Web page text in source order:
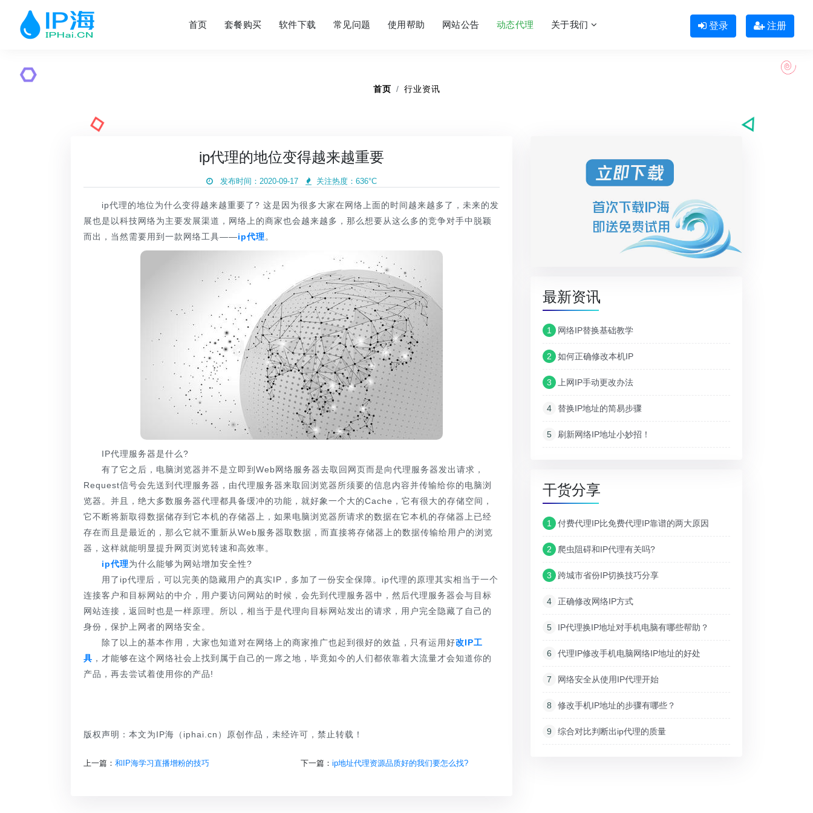
首页 套餐购买 软件下载 常见问题 使用帮助 网站公告 动态代理 关于我们 登录 注册
首页 行业资讯
ip代理的地位变得越来越重要
发布时间：2020-09-17 关注热度： 636°C
ip代理的地位为什么变得越来越重要了? 这是因为很多大家在网络上面的时间越来越多了，未来的发
展也是以科技网络为主要发展渠道，网络上的商家也会越来越多，那么想要从这么多的竞争对手中脱颖
而出，当然需要用到一款网络工具——ip代理。
IP代理服务器是什么?
有了它之后，电脑浏览器并不是立即到Web网络服务器去取回网页而是向代理服务器发出请求，
Request信号会先送到代理服务器，由代理服务器来取回浏览器所须要的信息内容并传输给你的电脑浏
览器。并且，绝大多数服务器代理都具备缓冲的功能，就好象一个大的Cache，它有很大的存储空间，
它不断将新取得数据储存到它本机的存储器上，如果电脑浏览器所请求的数据在它本机的存储器上已经
存在而且是最近的，那么它就不重新从Web服务器取数据，而直接将存储器上的数据传输给用户的浏览
器，这样就能明显提升网页浏览转速和高效率。
ip代理为什么能够为网站增加安全性?
用了ip代理后，可以完美的隐藏用户的真实IP，多加了一份安全保障。ip代理的原理其实相当于一个
连接客户和目标网站的中介，用户要访问网站的时候，会先到代理服务器中，然后代理服务器会与目标
网站连接，返回时也是一样原理。所以，相当于是代理向目标网站发出的请求，用户完全隐藏了自己的
身份，保护上网者的网络安全。
除了以上的基本作用，大家也知道对在网络上的商家推广也起到很好的效益，只有运用好改IP工
具 ，才能够在这个网络社会上找到属于自己的一席之地，毕竟如今的人们都依靠着大流量才会知道你的
产品，再去尝试着使用你的产品!
版权声明：本文为IP海（iphai.cn）原创作品，未经许可，禁止转载！
上一篇： 和IP海学习直播增粉的技巧 下一篇： ip地址代理资源品质好的我们要怎么找?
最新资讯
1 网络IP替换基础教学
2 如何正确修改本机IP
3 上网IP手动更改办法
4 替换IP地址的简易步骤
5 刷新网络IP地址小妙招！
干货分享
1 付费代理IP比免费代理IP靠谱的两大原因
2 爬虫阻碍和IP代理有关吗?
3 跨城市省份IP切换技巧分享
4 正确修改网络IP方式
5 IP代理换IP地址对手机电脑有哪些帮助？
6 代理IP修改手机电脑网络IP地址的好处
7 网络安全从使用IP代理开始
8 修改手机IP地址的步骤有哪些？
9 综合对比判断出ip代理的质量